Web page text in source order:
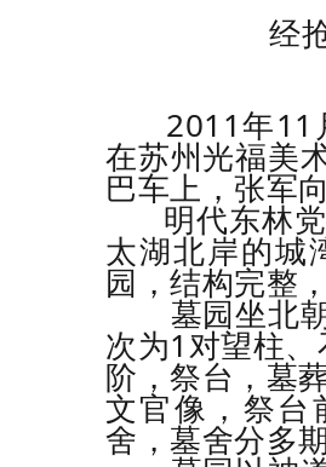
经
2011年11
在苏州光福美
巴车上，张军
明代东林党
太湖北岸的城
园，结构完整
墓园坐北朝
次为1对望柱
阶，祭台，墓
文官像，祭台
舍，墓舍分多